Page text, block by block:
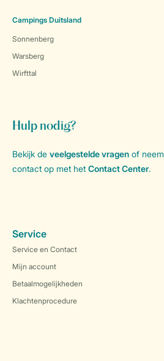
Campings Duitsland
Sonnenberg
Warsberg
Wirfttal
Hulp nodig?
Bekijk de veelgestelde vragen of neem
contact op met het Contact Center.
Service
Service en Contact
Mijn account
Betaalmogelijkheden
Klachtenprocedure